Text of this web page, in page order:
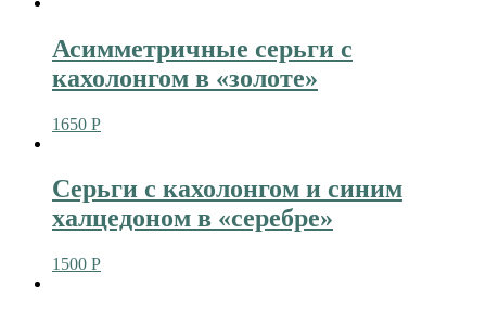
Асимметричные серьги с
кахолонгом в «золоте»
1650 Р
Серьги с кахолонгом и синим
халцедоном в «серебре»
1500 Р